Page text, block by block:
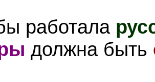
работала
должна быть